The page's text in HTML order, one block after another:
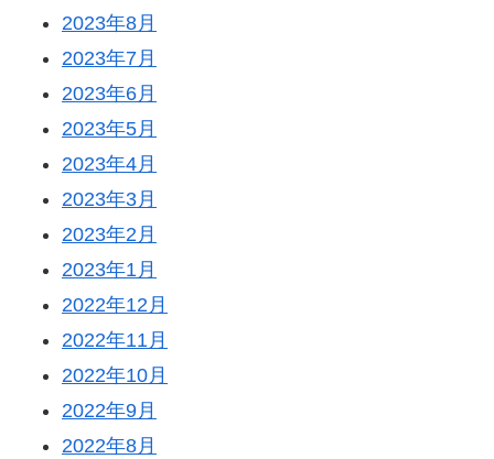
2023年8月
2023年7月
2023年6月
2023年5月
2023年4月
2023年3月
2023年2月
2023年1月
2022年12月
2022年11月
2022年10月
2022年9月
2022年8月